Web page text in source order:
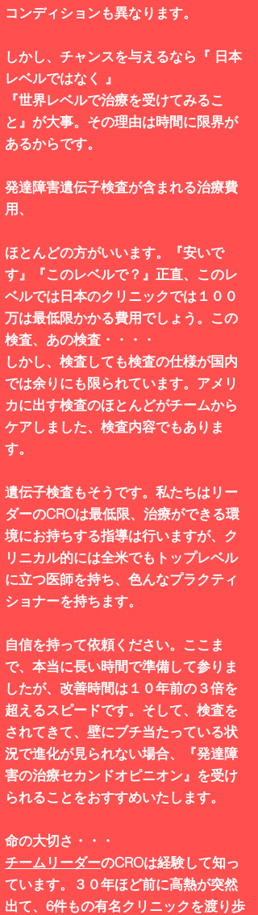
コンディションも異なります。
しかし、チャンスを与えるなら『 日本
レベルではなく 』
『世界レベルで治療を受けてみるこ
と』が大事。その理由は時間に限界が
あるからです。
発達障害遺伝子検査が含まれる治療費
用、
ほとんどの方がいいます。『安いで
す』『このレベルで？』正直、このレ
ベルでは日本のクリニックでは１００
万は最低限かかる費用でしょう。この
検査、あの検査・・・・
しかし、検査しても検査の仕様が国内
では余りにも限られています。アメリ
カに出す検査のほとんどがチームから
ケアしました、検査内容でもありま
す。
遺伝子検査もそうです。私たちはリー
ダーのCROは最低限、治療ができる環
境にお持ちする指導は行いますが、ク
リニカル的には全米でもトップレベル
に立つ医師を持ち、色んなプラクティ
ショナーを持ちます。
自信を持って依頼ください。ここま
で、本当に長い時間で準備して参りま
したが、改善時間は１０年前の３倍を
超えるスピードです。そして、検査を
されてきて、壁にブチ当たっている状
況で進化が見られない場合、『発達障
害の治療セカンドオピニオン』を受け
られることをおすすめいたします。
命の大切さ・・・
チームリーダーのCROは経験して知っ
ています。３０年ほど前に高熱が突然
出て、6件もの有名クリニックを渡り歩